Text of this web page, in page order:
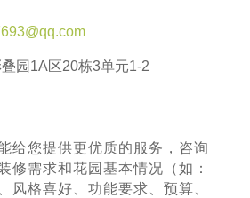
园1A区20栋3单元1-2
给您提供更优质的服务，咨询
修需求和花园基本情况（如：
风格喜好、功能要求、预算、